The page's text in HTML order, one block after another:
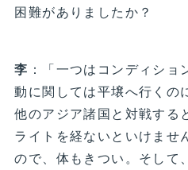
困難がありましたか？
李 ：「一つはコンディシ
動に関しては平壌へ行くの
他のアジア諸国と対戦する
ライトを経ないといけませ
ので、体もきつい。そして